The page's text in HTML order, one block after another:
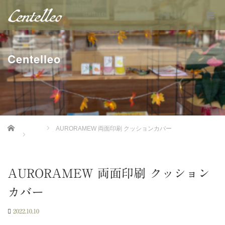
Centelleo
Home AURORAMEW 両面印刷 クッションカバー
AURORAMEW 両面印刷 クッション
カバー
2022.10.10